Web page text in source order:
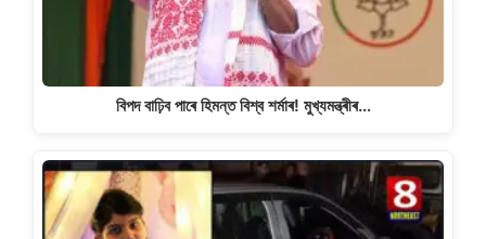
বিপদ বাঢ়িব পাৰে হিমন্ত বিশ্ব শৰ্মাৰ! মুখ্যমন্ত্ৰীৰ…